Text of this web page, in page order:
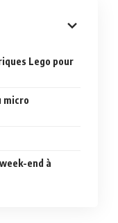
Lego pour
micro
end à